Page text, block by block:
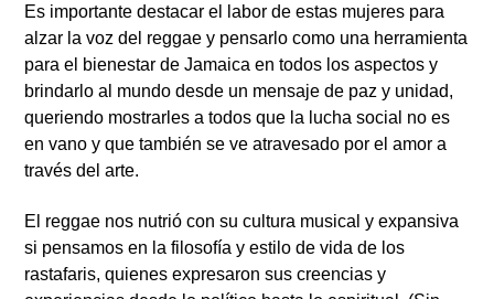
Es importante destacar el labor de estas mujeres para
alzar la voz del reggae y pensarlo como una herramienta
para el bienestar de Jamaica en todos los aspectos y
brindarlo al mundo desde un mensaje de paz y unidad,
queriendo mostrarles a todos que la lucha social no es
en vano y que también se ve atravesado por el amor a
través del arte.
El reggae nos nutrió con su cultura musical y expansiva
si pensamos en la filosofía y estilo de vida de los
rastafaris, quienes expresaron sus creencias y